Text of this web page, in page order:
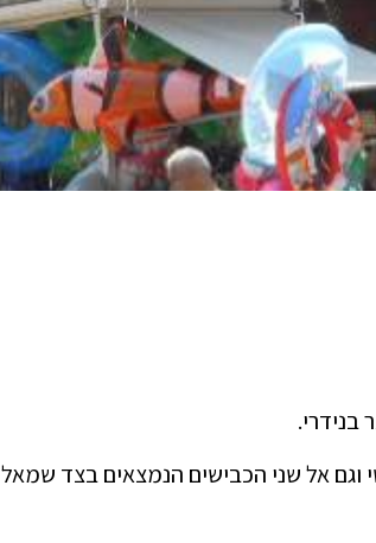
בנידרי.
וגם אל שני הכבישים הנמצאים בצד שמאל